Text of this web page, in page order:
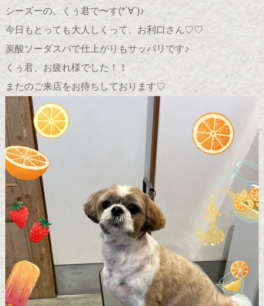
シーズーの、くぅ君で〜す(*´∀`)♪
今日もとっても大人しくって、お利口さん♡♡
炭酸ソーダスパで仕上がりもサッパリです♪
くぅ君、お疲れ様でした！！
またのご来店をお待ちしております♡